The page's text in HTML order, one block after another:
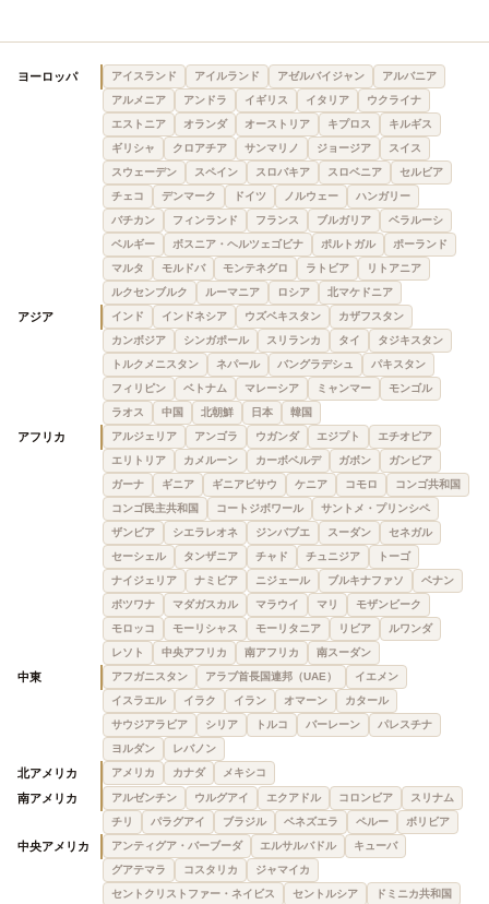
ヨーロッパ アイスランド アイルランド アゼルバイジャン
アルバニア
アルメニア
アンドラ イギリス イタリア
ウクライナ
エストニア
オランダ オーストリア キプロス
キルギス
ギリシャ
クロアチア サンマリノ ジョージア
スイス
スウェーデン
スペイン スロバキア スロベニア
セルビア
チェコ
デンマーク ドイツ ノルウェー
ハンガリー
バチカン
フィンランド フランス ブルガリア
ベラルーシ
ベルギー
ボスニア・ヘルツェゴビナ ポルトガル
ポーランド
マルタ
モルドバ モンテネグロ ラトビア
リトアニア
ルクセンブルク
ルーマニア ロシア 北マケドニア
アジア インド インドネシア ウズベキスタン
カザフスタン
カンボジア
シンガポール スリランカ タイ
タジキスタン
トルクメニスタン
ネパール バングラデシュ
パキスタン
フィリピン
ベトナム マレーシア ミャンマー
モンゴル
ラオス
中国 北朝鮮 日本 韓国
アフリカ アルジェリア アンゴラ ウガンダ エジプト
エチオピア
エリトリア
カメルーン カーボベルデ ガボン
ガンビア
ガーナ
ギニア ギニアビサウ ケニア コモロ
コンゴ共和国
コンゴ民主共和国
コートジボワール
サントメ・プリンシペ
ザンビア
シエラレオネ ジンバブエ スーダン
セネガル
セーシェル
タンザニア チャド チュニジア
トーゴ
ナイジェリア
ナミビア ニジェール ブルキナファソ
ベナン
ボツワナ
マダガスカル マラウイ マリ
モザンビーク
モロッコ
モーリシャス モーリタニア リビア
ルワンダ
レソト
中央アフリカ 南アフリカ 南スーダン
中東 アフガニスタン アラブ首長国連邦（UAE）
イエメン
イスラエル
イラク イラン オマーン
カタール
サウジアラビア
シリア トルコ バーレーン
パレスチナ
ヨルダン
レバノン
北アメリカ アメリカ カナダ メキシコ
南アメリカ アルゼンチン ウルグアイ エクアドル コロンビア
スリナム
チリ
パラグアイ ブラジル ベネズエラ ペルー ボリビア
中央アメリカ アンティグア・バーブーダ エルサルバドル
キューバ
グアテマラ
コスタリカ
ジャマイカ
セントクリストファー・ネイビス
セントルシア ドミニカ共和国